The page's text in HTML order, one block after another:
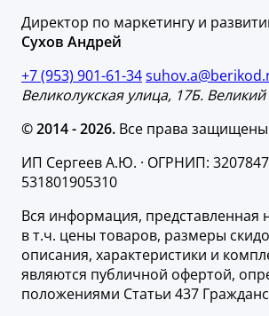
Директор по маркетингу и
Сухов Андрей
+7 (953) 901-61-34
Великолукская улица, 17Б.
© 2014 - 2026. Все права защищены
ИП Сергеев А.Ю. · ОГРНИП:
531801905310
Вся информация, представленная
в т.ч. цены товаров, размеры
описания, характеристики и
являются публичной офертой,
положениями Статьи 437